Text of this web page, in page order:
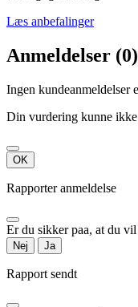
Læs anbefalinger
Anmeldelser (0)
Ingen kundeanmeldelser
Din vurdering kunne ikke
OK
Rapporter anmeldelse
Er du sikker paa, at du
Nej Ja
Rapport sendt